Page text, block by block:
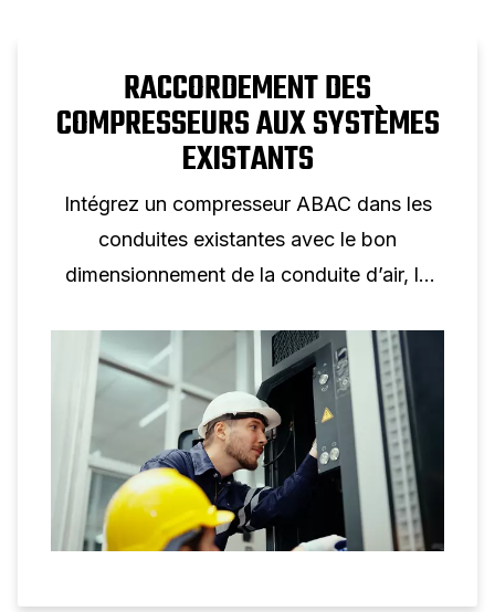
RACCORDEMENT DES
COMPRESSEURS AUX SYSTÈMES
EXISTANTS
Intégrez un compresseur ABAC dans les
conduites existantes avec le bon
dimensionnement de la conduite d’air, le
pour un air propre et une pression stable.